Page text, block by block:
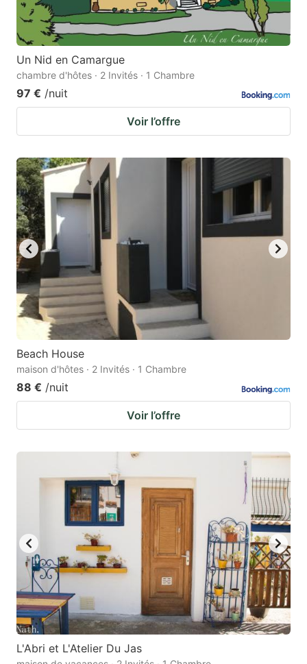
Un Nid en Camargue
chambre d'hôtes · 2 Invités · 1 Chambre
97 € /nuit
Voir l’offre
Beach House
maison d'hôtes · 2 Invités · 1 Chambre
88 € /nuit
Voir l’offre
L'Abri et L'Atelier Du Jas